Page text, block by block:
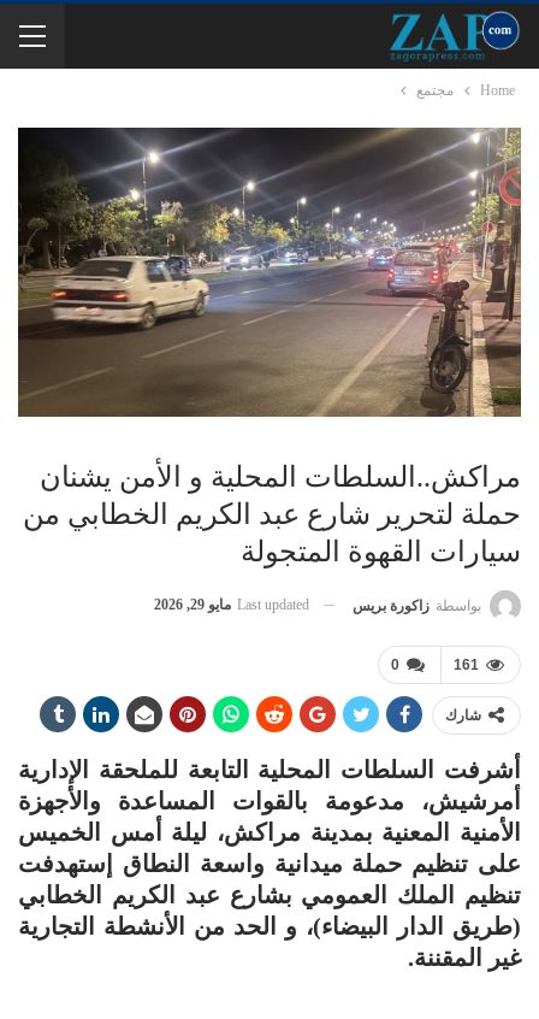
Home مجتمع
مراكش..السلطات المحلية و الأمن يشنان
حملة لتحرير شارع عبد الكريم الخطابي من
سيارات القهوة المتجولة
بواسطة زاكورة بريس Last updated مايو 29, 2026
0 161
شارك
أشرفت السلطات المحلية التابعة للملحقة الإدارية
أمرشيش، مدعومة بالقوات المساعدة والأجهزة
الأمنية المعنية بمدينة مراكش، ليلة أمس الخميس
على تنظيم حملة ميدانية واسعة النطاق إستهدفت
تنظيم الملك العمومي بشارع عبد الكريم الخطابي
(طريق الدار البيضاء)، و الحد من الأنشطة التجارية
غير المقننة.